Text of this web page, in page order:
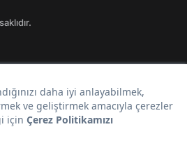
markasıdır.